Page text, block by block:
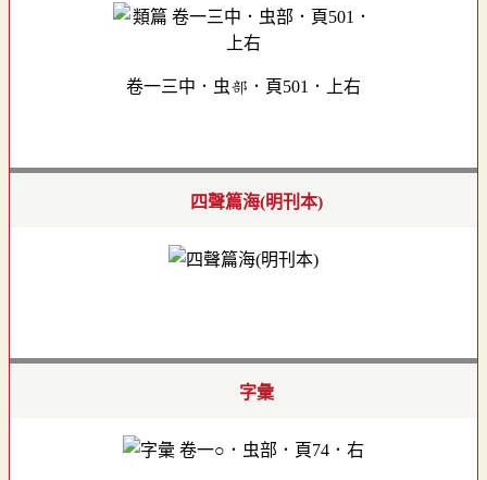
卷一三中．虫部．頁501．上右
四聲篇海(明刊本)
字彙